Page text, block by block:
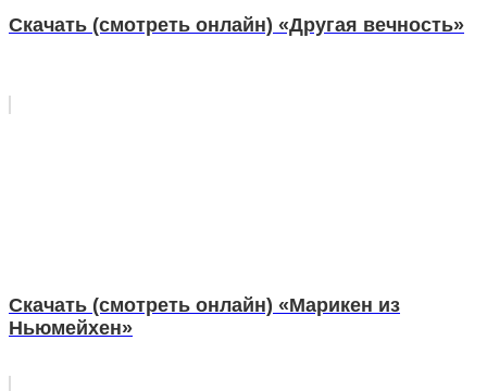
Скачать (смотреть онлайн) «Другая вечность»
Скачать (смотреть онлайн) «Марикен из
Ньюмейхен»